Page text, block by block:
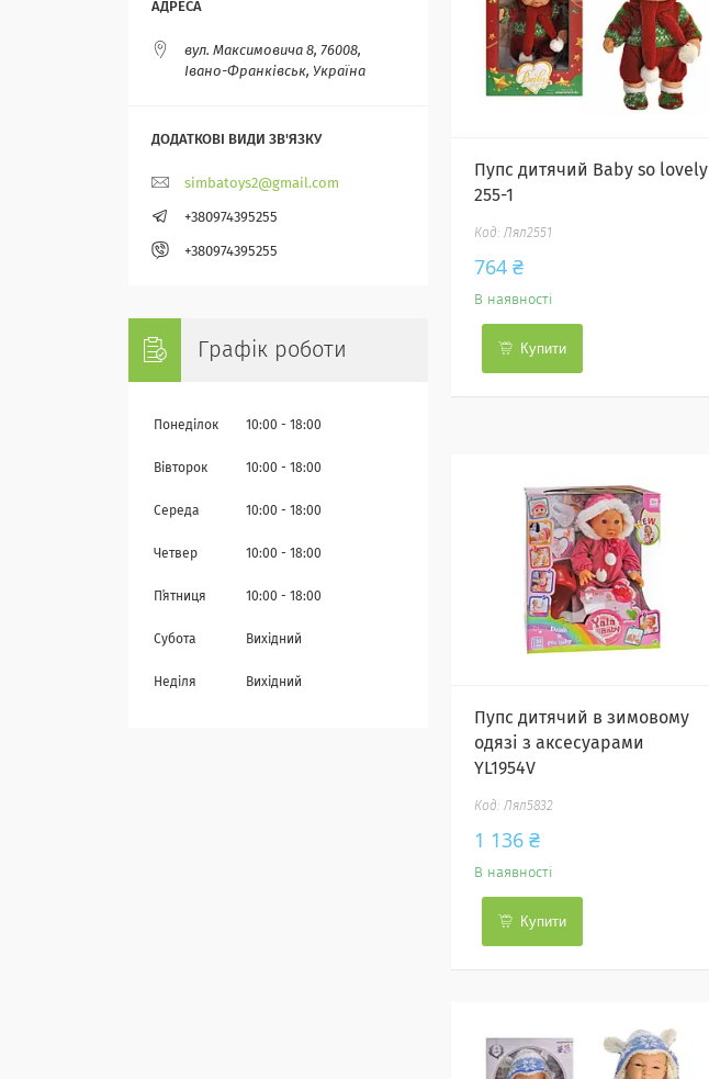
Пупс дитячий Baby so lovely
255-1
Лял2551
764 ₴
В наявності
Купити
Пупс дитячий в зимовому
одязі з аксесуарами
YL1954V
Лял5832
1 136 ₴
В наявності
Купити
вул. Максимовича 8, 76008,
Івано-Франківськ, Україна
simbatoys2@gmail.com
+380974395255
+380974395255
Графік роботи
Понеділок 10:00 18:00
Вівторок 10:00 18:00
Середа 10:00 18:00
Четвер 10:00 18:00
Пʼятниця 10:00 18:00
Субота Вихідний
Неділя Вихідний